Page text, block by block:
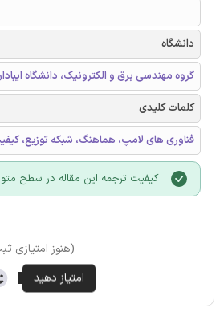
دانشگاه
گروه مهندسی برق و الکترونیک، دانشگاه
کلمات کلیدی
فناوری های لامپ، هماهنگ، شبکه توزیع،
کیفیت ترجمه این مقاله در سطح
(هنوز امتیازی